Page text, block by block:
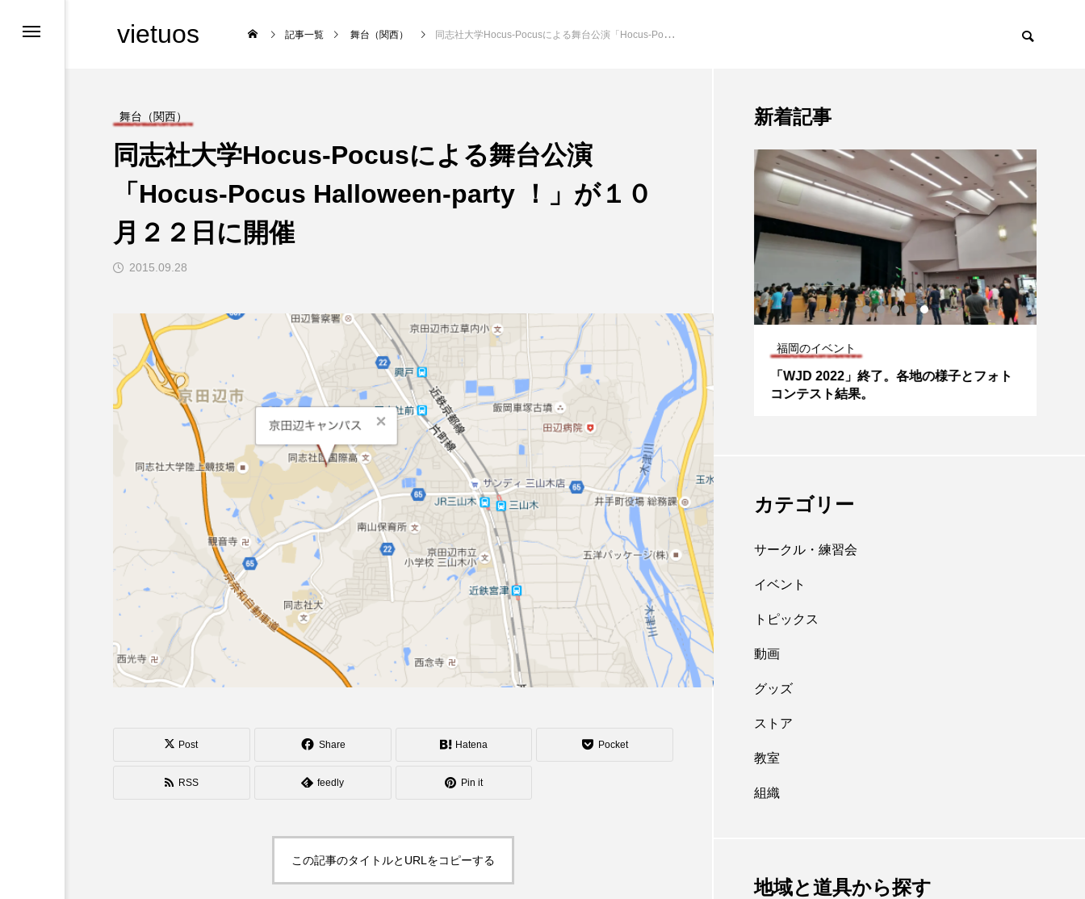
交流会
「Fanta Stick 2022」
開催決定。
nozaki
2022.06.20
動画
国内１５名の３ディア
ボロプレイヤーによる
動画集「Japanese 3 di
abolos Players」が公
開。
nozaki
2020.08.04
「JJF 2019」、台風１
９号接近に伴う対応に
ついて。
大会
「ディアボロサマーフ
 
地域と道具から探す
北海道 関東 中部 四国 九州 沖縄 オンライン
ボール リング ディアボロ スティック デビルスティック フラワースティック
ポイ
vietuos 記事一覧 舞台（関西） 同志社大学Hocus-Pocusによる舞台公演「Hocus-Pocus Halloween-party ！」が１０月２２日に開催
舞台（関西）
同志社大学Hocus-Pocusによる舞台公演
「Hocus-Pocus Halloween-party ！」が１０
月２２日に開催
2015.09.28
Post Share Hatena Pocket
RSS feedly Pin it
この記事のタイトルとURLをコピーする
新着記事
ガーボックスコンテス
３日BumB東京スポーツ文
ブラボーコンテスト、１２月１１日開催。
運営スタッフも募集中。
大会（関東）
「Fanta Stick 2022」開催決定。
福岡のイベント
「WJD 2022」終了。各地の様子とフォト
コンテスト結果。
カテゴリー
サークル・練習会
イベント
トピックス
動画
グッズ
ストア
教室
組織
地域と道具から探す